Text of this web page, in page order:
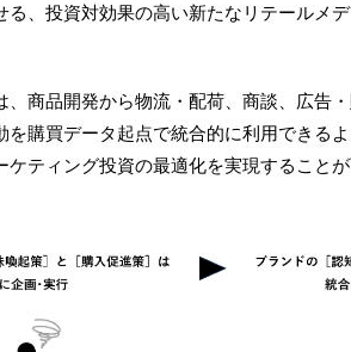
る、投資対効果の高い新たなリテールメ
、商品開発から物流・配荷、商談、広告
を購買データ起点で統合的に利用できる
ケティング投資の最適化を実現することが